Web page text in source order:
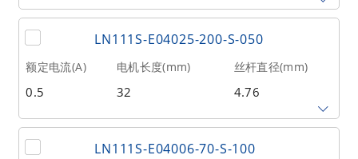
2 9 0.1
丝杆导程(mm) 丝杆长度(mm) 额定推力(N
@300RPM)
相数 转子惯量(g•cm²) 重量(kg)
2 9 0.1
LN111S-E04025-200-S-050
额定电流(A) 电机长度(mm) 丝杆直径(mm)
0.5 32 4.76
丝杆导程(mm) 丝杆长度(mm) 额定推力(N
@300RPM)
LN111S-E04006-70-S-100